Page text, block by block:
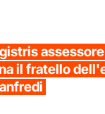
il fratello